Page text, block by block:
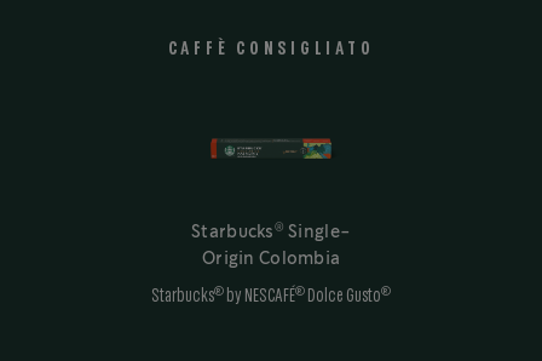
CAFFÈ CONSIGLIATO
Starbucks ® Single-
Origin Colombia
Starbucks® by NESCAFÉ® Dolce Gusto®